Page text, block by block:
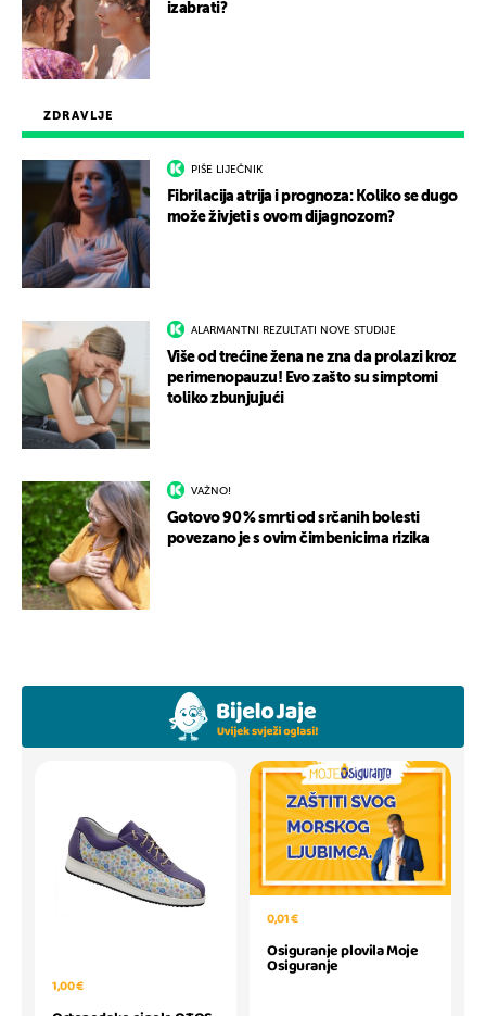
ZDRAVLJE
PIŠE LIJEČNIK
Fibrilacija atrija i prognoza: Koliko se dugo
može živjeti s ovom dijagnozom?
ALARMANTNI REZULTATI NOVE STUDIJE
Više od trećine žena ne zna da prolazi kroz
perimenopauzu! Evo zašto su simptomi
toliko zbunjujući
VAŽNO!
Gotovo 90 % smrti od srčanih bolesti
povezano je s ovim čimbenicima rizika
izabrati?
1,00 €
0,01 €
Osiguranje plovila Moje
Osiguranje